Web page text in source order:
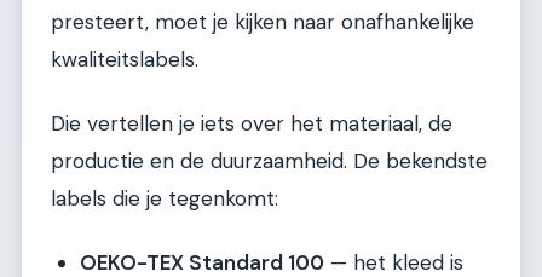
presteert, moet je kijken naar onafhankelijke
kwaliteitslabels.
Die vertellen je iets over het materiaal, de
productie en de duurzaamheid. De bekendste
labels die je tegenkomt:
OEKO-TEX Standard 100 — het kleed is